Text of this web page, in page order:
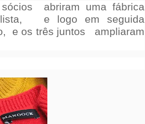
abriram uma fábrica
e logo em seguida
e os três juntos
ampliaram